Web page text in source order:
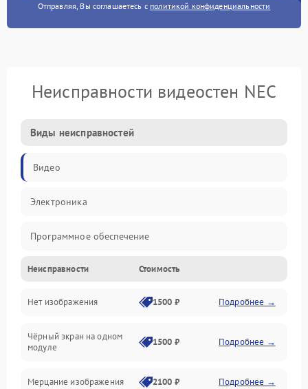
Отправляя, Вы соглашаетесь с политикой конфиденциальности
Неисправности видеостен NEC
Виды неисправностей
Видео
Электроника
Программное обеспечение
Калибровка
Электропитание
Аппаратная
Механические повреждения
Неисправности Стоимость
Нет изображения 1500 ₽ Подробнее →
Чёрный экран на одном
модуле
1500 ₽ Подробнее →
Мерцание изображения 2100 ₽ Подробнее →